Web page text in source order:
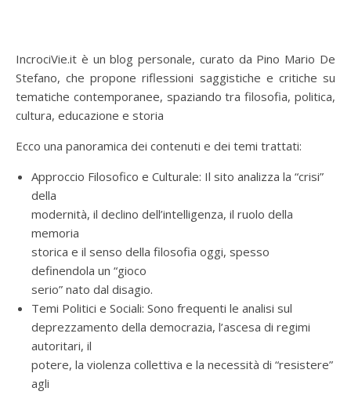
IncrociVie.it è un blog personale, curato da Pino Mario De
Stefano, che propone riflessioni saggistiche e critiche su
tematiche contemporanee, spaziando tra filosofia, politica,
cultura, educazione e storia
Ecco una panoramica dei contenuti e dei temi trattati:
Approccio Filosofico e Culturale: Il sito analizza la “crisi”
della
modernità, il declino dell’intelligenza, il ruolo della
memoria
storica e il senso della filosofia oggi, spesso
definendola un “gioco
serio” nato dal disagio.
Temi Politici e Sociali: Sono frequenti le analisi sul
deprezzamento della democrazia, l’ascesa di regimi
autoritari, il
potere, la violenza collettiva e la necessità di “resistere”
agli